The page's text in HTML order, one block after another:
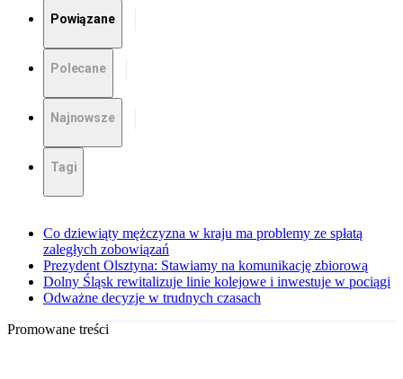
Powiązane
Polecane
Najnowsze
Tagi
Co dziewiąty mężczyzna w kraju ma problemy ze spłatą
zaległych zobowiązań
Prezydent Olsztyna: Stawiamy na komunikację zbiorową
Dolny Śląsk rewitalizuje linie kolejowe i inwestuje w pociągi
Odważne decyzje w trudnych czasach
Promowane treści